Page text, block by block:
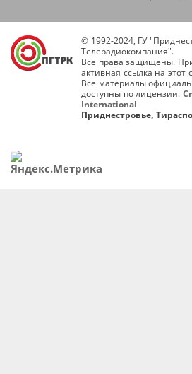
© 1992-2024, ГУ
Телерадиокомпания".
Все права защищены.
активная ссылка на этот
Все материалы
доступны по лицензии:
International
Приднестровье,